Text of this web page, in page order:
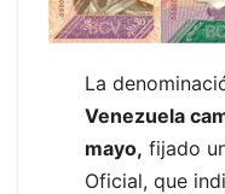
La
Venezuela
mayo, fijado
Oficial, que